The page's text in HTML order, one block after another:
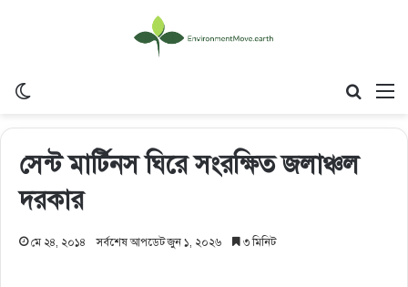
সেন্ট মার্টিনস ঘিরে সংরক্ষিত জলাঞ্চল
দরকার
মে ২৪, ২০১৪ সর্বশেষ আপডেট জুন ১, ২০২৬ ৩ মিনিট